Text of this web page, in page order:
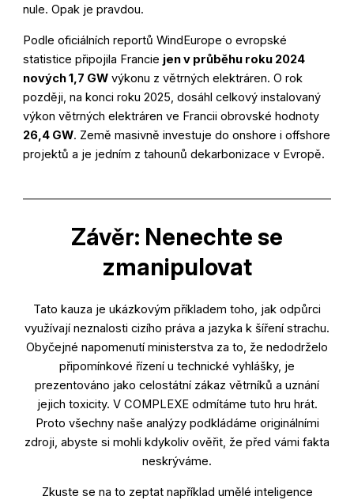
nule. Opak je pravdou.
Podle oficiálních reportů WindEurope o evropské
statistice připojila Francie jen v průběhu roku 2024
nových 1,7 GW výkonu z větrných elektráren. O rok
později, na konci roku 2025, dosáhl celkový instalovaný
výkon větrných elektráren ve Francii obrovské hodnoty
26,4 GW. Země masivně investuje do onshore i offshore
projektů a je jedním z tahounů dekarbonizace v Evropě.
Závěr: Nenechte se
zmanipulovat
Tato kauza je ukázkovým příkladem toho, jak odpůrci
využívají neznalosti cizího práva a jazyka k šíření strachu.
Obyčejné napomenutí ministerstva za to, že nedodrželo
připomínkové řízení u technické vyhlášky, je
prezentováno jako celostátní zákaz větrníků a uznání
jejich toxicity. V COMPLEXE odmítáme tuto hru hrát.
Proto všechny naše analýzy podkládáme originálními
zdroji, abyste si mohli kdykoliv ověřit, že před vámi fakta
neskrýváme.
Zkuste se na to zeptat například umělé inteligence